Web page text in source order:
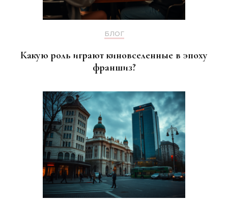
БЛОГ
Какую роль играют киновселенные в эпоху
франшиз?